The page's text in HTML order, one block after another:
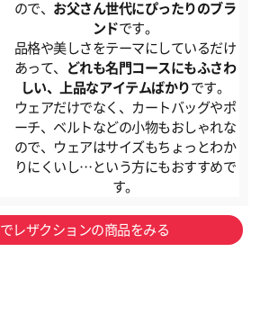
ので、 お父さん世代にぴったりのブラ
ンドです。
品格や美しさをテーマにしているだけ
あって、
どれも名門コースにもふさわ
しい、上品なアイテムばかり です。
ウェアだけでなく、カートバッグやポ
ーチ、ベルトなどの小物もおしゃれな
ので、ウェアはサイズもちょっとわか
りにくいし…という方にもおすすめで
す。
レザクションの商品をみる